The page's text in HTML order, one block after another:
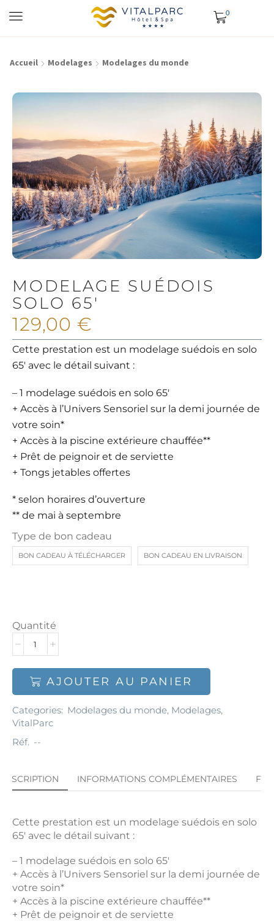
0
Accueil Modelages Modelages du monde
MODELAGE SUÉDOIS
SOLO 65′
129,00 €
Cette prestation est un modelage suédois en solo
65′ avec le détail suivant :
– 1 modelage suédois en solo 65′
+ Accès à l’Univers Sensoriel sur la demi journée de
votre soin*
+ Accès à la piscine extérieure chauffée**
+ Prêt de peignoir et de serviette
+ Tongs jetables offertes
* selon horaires d’ouverture
** de mai à septembre
Type de bon cadeau
BON CADEAU À TÉLÉCHARGER BON CADEAU EN LIVRAISON
Quantité
AJOUTER AU PANIER
Categories: Modelages du monde, Modelages,
VitalParc
Réf. --
INFORMATIONS COMPLÉMENTAIRES FAQ
Cette prestation est un modelage suédois en solo
65′ avec le détail suivant :
– 1 modelage suédois en solo 65′
+ Accès à l’Univers Sensoriel sur la demi journée de
votre soin*
+ Accès à la piscine extérieure chauffée**
+ Prêt de peignoir et de serviette